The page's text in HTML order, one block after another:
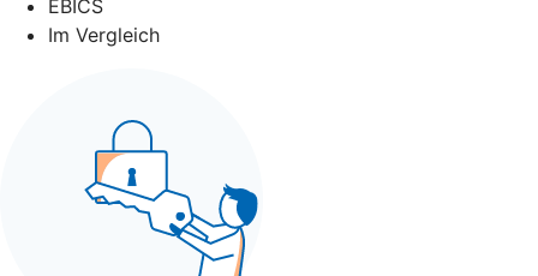
EBICS
Im Vergleich